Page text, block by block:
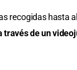
recogidas hasta
través de un